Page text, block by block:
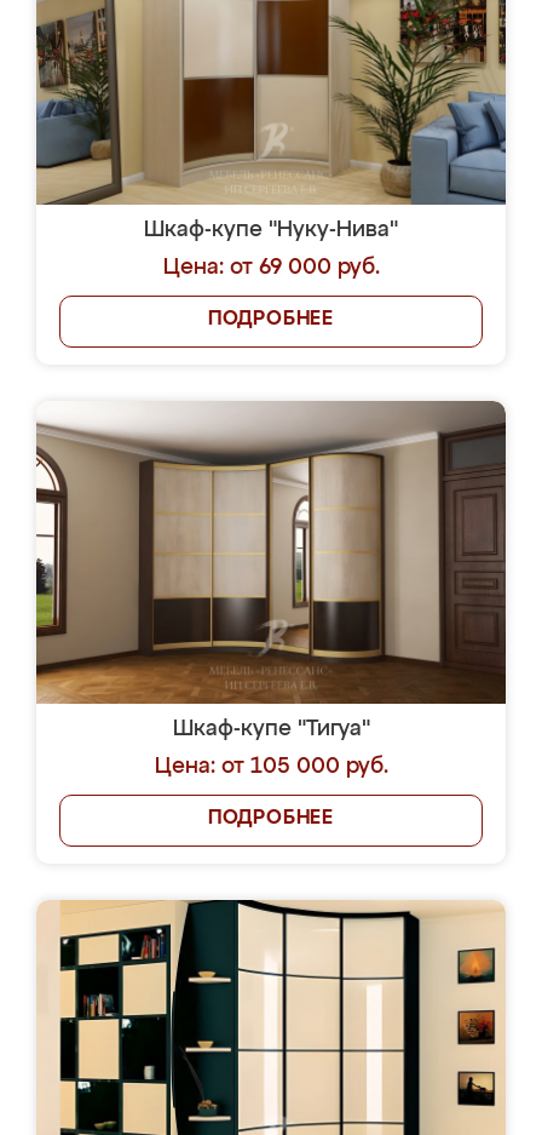
Еще
ЗАКАЗАТЬ
БЕСПЛАТНОЕ ТАКСИ
ДО НАШЕГО САЛОНА
Московской области!
Отправить
Я соглашаюсь на передачу персональных
Политике
конфиденциальности|Пользовательскому
соглашению